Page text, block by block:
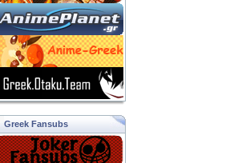
Greek Fansubs